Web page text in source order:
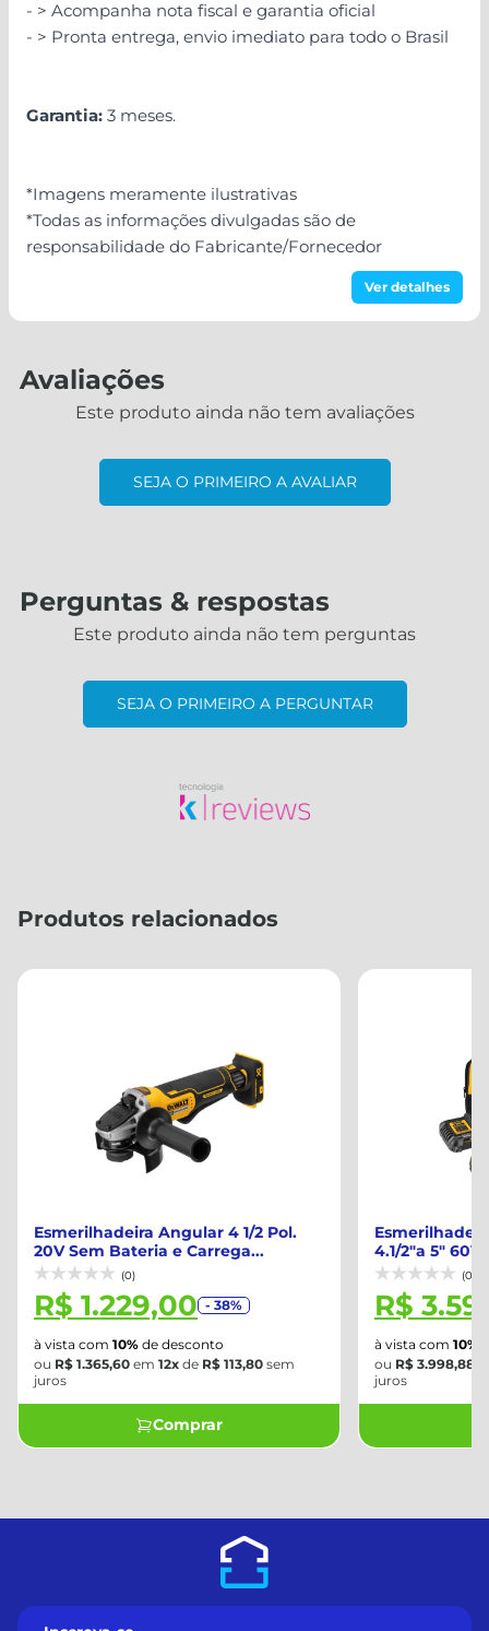
Ver detalhes
- > Acompanha nota fiscal e garantia oficial
- > Pronta entrega, envio imediato para todo o Brasil
Garantia: 3 meses.
*Imagens meramente ilustrativas
*Todas as informações divulgadas são de
responsabilidade do Fabricante/Fornecedor
Avaliações
Este produto ainda não tem avaliações
SEJA O PRIMEIRO A AVALIAR
Perguntas & respostas
Este produto ainda não tem perguntas
SEJA O PRIMEIRO A PERGUNTAR
Produtos relacionados
Esmerilhadeira Angular 4 1/2 Pol.
20V Sem Bateria e Carrega...
(0)
R$ 1.229,00 - 38%
à vista com 10% de desconto
ou R$ 1.365,60 em 12x de R$ 113,80 sem
juros
Comprar
4.1/2"a 5" 60V
(0)
R$
à vista com 10%
ou R$ 3.998,88
juros